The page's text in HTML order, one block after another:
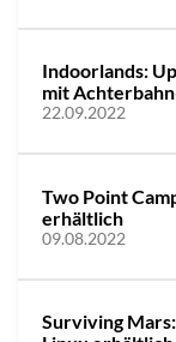
Indoorlands:
mit
22.09.2022
Two Point
erhältlich
09.08.2022
Surviving